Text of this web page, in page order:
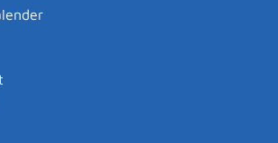
Gemeinschaftslizenz beantragen
Entwicklungsziels einer Ökokonto-
Wohnsitzes innerhalb derselben
melden
Beantragung oder bei Bezug von